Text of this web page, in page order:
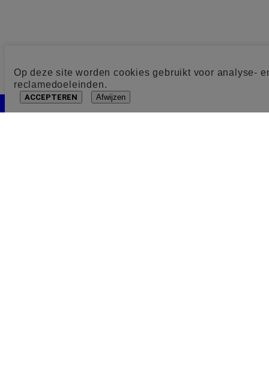
Op deze site worden cookies gebruikt voor analyse-
reclamedoeleinden.
ACCEPTEREN Afwijzen
Cookie toestemming